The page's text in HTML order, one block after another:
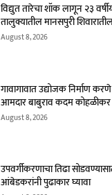
विद्युत तारेचा शॉक लागून २३
तालुक्यातील मानसपुरी
August 8, 2026
गावागावात उद्योजक निर्माण
आमदार बाबुराव कदम कोहळीकर
August 8, 2026
उपवर्गीकरणाचा तिढा
आंबेडकरांनी पुढाकार घ्यावा